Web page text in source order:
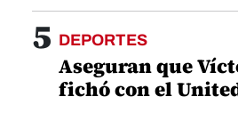
5 DEPORTES
Aseguran que
fichó con el